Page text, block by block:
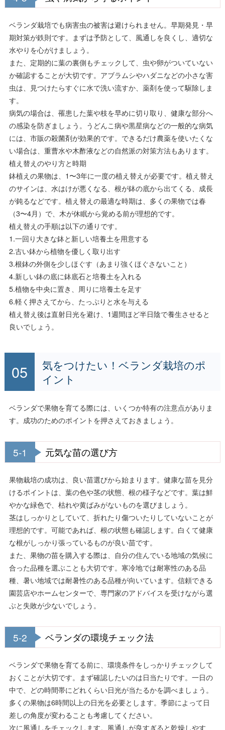
ベランダ栽培でも病害虫の被害は避けられません。早期発見・早
期対策が鉄則です。まずは予防として、風通しを良くし、適切な
水やりを心がけましょう。
また、定期的に葉の裏側もチェックして、虫や卵がついていない
か確認することが大切です。アブラムシやハダニなどの小さな害
虫は、見つけたらすぐに水で洗い流すか、薬剤を使って駆除しま
す。
病気の場合は、罹患した葉や枝を早めに切り取り、健康な部分へ
の感染を防ぎましょう。うどんこ病や黒星病などの一般的な病気
には、市販の殺菌剤が効果的です。できるだけ農薬を使いたくな
い場合は、重曹水や木酢液などの自然派の対策方法もあります。
植え替えのやり方と時期
鉢植えの果物は、1〜3年に一度の植え替えが必要です。植え替え
のサインは、水はけが悪くなる、根が鉢の底から出てくる、成長
が鈍るなどです。植え替えの最適な時期は、多くの果物では春
（3〜4月）で、木が休眠から覚める前が理想的です。
植え替えの手順は以下の通りです。
1.一回り大きな鉢と新しい培養土を用意する
2.古い鉢から植物を優しく取り出す
3.根鉢の外側を少しほぐす（あまり強くほぐさないこと）
4.新しい鉢の底に鉢底石と培養土を入れる
5.植物を中央に置き、周りに培養土を足す
6.軽く押さえてから、たっぷりと水を与える
植え替え後は直射日光を避け、1週間ほど半日陰で養生させると
良いでしょう。
気をつけたい！ベランダ栽培のポ
イント
ベランダで果物を育てる際には、いくつか特有の注意点がありま
す。成功のためのポイントを押さえておきましょう。
5-1 元気な苗の選び方
果物栽培の成功は、良い苗選びから始まります。健康な苗を見分
けるポイントは、葉の色や茎の状態、根の様子などです。葉は鮮
やかな緑色で、枯れや黄ばみがないものを選びましょう。
茎はしっかりとしていて、折れたり傷ついたりしていないことが
理想的です。可能であれば、根の状態も確認します。白くて健康
な根がしっかり張っているものが良い苗です。
また、果物の苗を購入する際は、自分の住んでいる地域の気候に
合った品種を選ぶことも大切です。寒冷地では耐寒性のある品
種、暑い地域では耐暑性のある品種が向いています。信頼できる
園芸店やホームセンターで、専門家のアドバイスを受けながら選
ぶと失敗が少ないでしょう。
5-2 ベランダの環境チェック法
ベランダで果物を育てる前に、環境条件をしっかりチェックして
おくことが大切です。まず確認したいのは日当たりです。一日の
中で、どの時間帯にどれくらい日光が当たるかを調べましょう。
多くの果物は6時間以上の日光を必要とします。季節によって日
差しの角度が変わることも考慮してください。
次に風通しをチェックします。風通しが良すぎると乾燥しやす